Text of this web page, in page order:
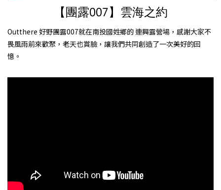
【團露007】雲海之約
Outthere 好野團露007就在南投國姓鄉的 連興露營場，感謝大家不
畏風雨前來歡聚，老天也賞臉，讓我們共同創造了一次美好的回
憶。